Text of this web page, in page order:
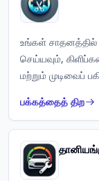
உங்கள் சாதனத்தில்
செய்யவும்,
மற்றும் முடிவைப்
பக்கத்தைத் திற